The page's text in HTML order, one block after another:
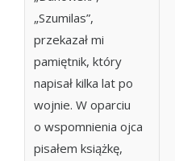
„Szumilas”,
przekazał mi
pamiętnik, który
napisał kilka lat po
wojnie. W oparciu
o wspomnienia ojca
pisałem książkę,